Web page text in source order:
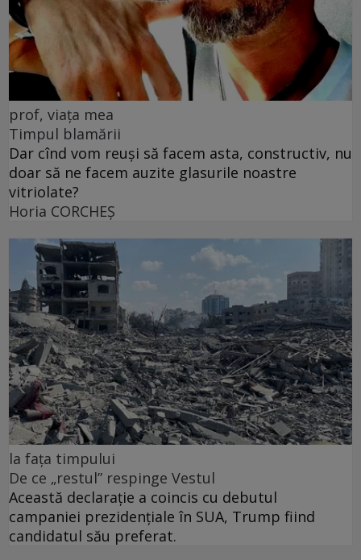
prof, viața mea
Timpul blamării
Dar cînd vom reuși să facem asta, constructiv, nu
doar să ne facem auzite glasurile noastre
vitriolate?
Horia CORCHEŞ
la fața timpului
De ce „restul” respinge Vestul
Această declarație a coincis cu debutul
campaniei prezidențiale în SUA, Trump fiind
candidatul său preferat.